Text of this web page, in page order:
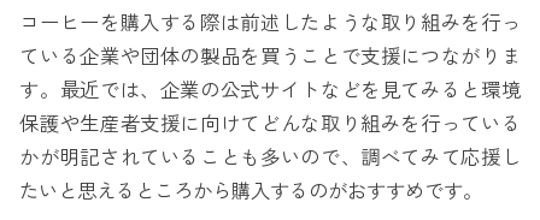
コーヒーを購入する際は前述したような取り組みを行っ
ている企業や団体の製品を買うことで支援につながりま
す。最近では、企業の公式サイトなどを見てみると環境
保護や生産者支援に向けてどんな取り組みを行っている
かが明記されていることも多いので、調べてみて応援し
たいと思えるところから購入するのがおすすめです。